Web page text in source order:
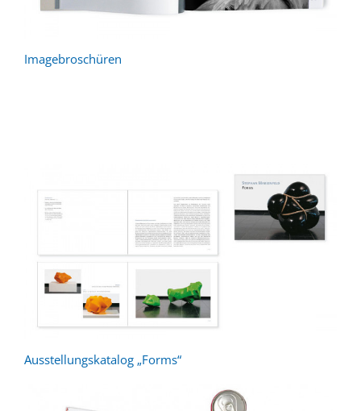
Imagebroschüren
Ausstellungskatalog „Forms“